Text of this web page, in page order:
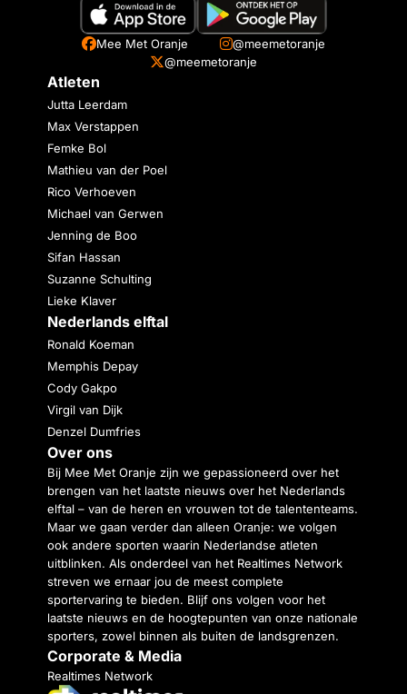
Mee Met Oranje
@meemetoranje
@meemetoranje
Atleten
Jutta Leerdam
Max Verstappen
Femke Bol
Mathieu van der Poel
Rico Verhoeven
Michael van Gerwen
Jenning de Boo
Sifan Hassan
Suzanne Schulting
Lieke Klaver
Nederlands elftal
Ronald Koeman
Memphis Depay
Cody Gakpo
Virgil van Dijk
Denzel Dumfries
Over ons
Bij Mee Met Oranje zijn we gepassioneerd over het
brengen van het laatste nieuws over het Nederlands
elftal – van de heren en vrouwen tot de talententeams.
Maar we gaan verder dan alleen Oranje: we volgen
ook andere sporten waarin Nederlandse atleten
uitblinken. Als onderdeel van het Realtimes Network
streven we ernaar jou de meest complete
sportervaring te bieden. Blijf ons volgen voor het
laatste nieuws en de hoogtepunten van onze nationale
sporters, zowel binnen als buiten de landsgrenzen.
Corporate & Media
Realtimes Network